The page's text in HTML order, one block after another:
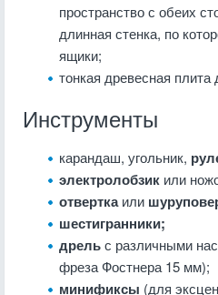
пространство с обеих
длинная стенка, по
ящики;
тонкая древесная плита
Инструменты
карандаш, угольник,
электролобзик или
отверткаили
шестигранники;
дрельс различными
фреза Фостнера 15 мм);
минификсы (для